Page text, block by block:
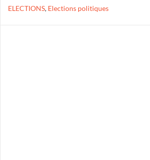
ELECTIONS, Elections politiques